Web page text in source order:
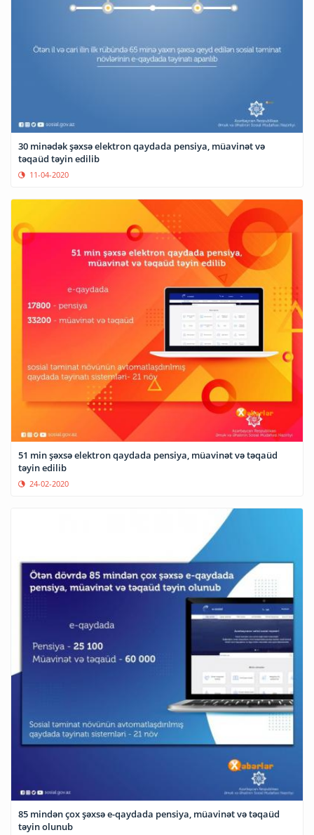
30 minədək şəxsə elektron qaydada pensiya, müavinət və
təqaüd təyin edilib
11-04-2020
51 min şəxsə elektron qaydada pensiya, müavinət və təqaüd
təyin edilib
24-02-2020
85 mindən çox şəxsə e-qaydada pensiya, müavinət və təqaüd
təyin olunub